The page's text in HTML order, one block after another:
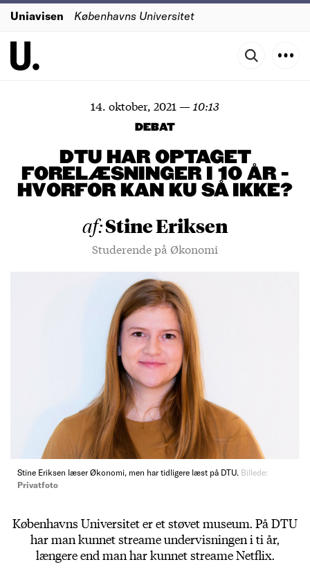
Uniavisen Københavns Universitet
14. oktober, 2021 — 10:13
DEBAT
DTU HAR OPTAGET
FORELÆSNINGER I 10 ÅR -
HVORFOR KAN KU SÅ IKKE?
af:Stine Eriksen
Studerende på Økonomi
Stine Eriksen læser Økonomi, men har tidligere læst på DTU. Billede:
Privatfoto
Københavns Universitet er et støvet museum. På DTU
har man kunnet streame undervisningen i ti år,
længere end man har kunnet streame Netflix.